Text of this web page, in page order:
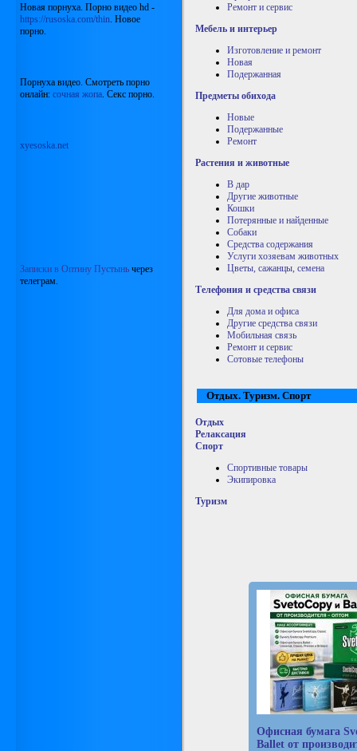
Новая порнуха. Порно видео hd -
https://rusoska.com/thin. Новое
порно.
Порнуха видео. Смотреть порно
онлайн: сочная жопа. Секс порно.
xyesoska.net
Записки в Оптину Пустынь через
телеграм.
Ремонт и сервис
Мебель и интерьер
Изготовление и ремонт
Новая
Подержанная
Предметы обихода
Новые
Подержанные
Ремонт
Растения и животные
В дар
Другие животные
Кошки
Потерянные и найденные
Собаки
Средства содержания
Услуги хозяевам животных
Цветы, сажанцы, семена
Телефония и средства связи
Для дома и офиса
Другие средства связи
Мобильная связь
Ремонт и сервис
Сотовые телефоны
Отдых. Туризм. Спорт
Отдых
Релаксация
Спорт
Спортивные товары
Экипировка
Туризм
Офисная бумага
Ballet от